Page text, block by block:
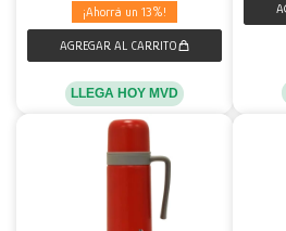
13
LLEGA HOY MVD